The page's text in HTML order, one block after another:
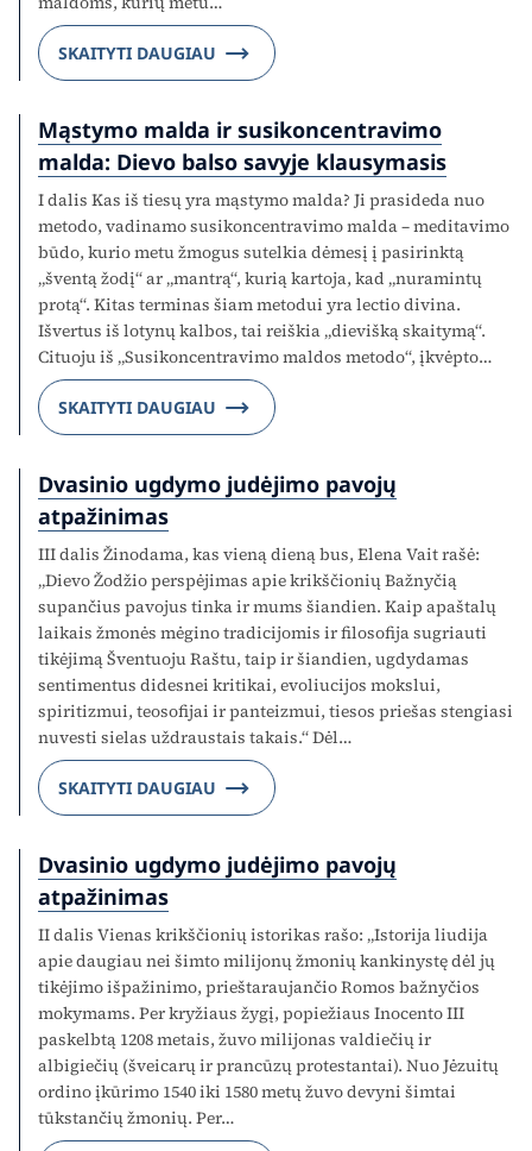
SKAITYTI DAUGIAU
Mąstymo malda ir susikoncentravimo
malda: Dievo balso savyje klausymasis
I dalis Kas iš tiesų yra mąstymo malda? Ji prasideda nuo
metodo, vadinamo susikoncentravimo malda – meditavimo
būdo, kurio metu žmogus sutelkia dėmesį į pasirinktą
„šventą žodį“ ar „mantrą“, kurią kartoja, kad „nuramintų
protą“. Kitas terminas šiam metodui yra lectio divina.
Išvertus iš lotynų kalbos, tai reiškia „dievišką skaitymą“.
Cituoju iš „Susikoncentravimo maldos metodo“, įkvėpto…
SKAITYTI DAUGIAU
Dvasinio ugdymo judėjimo pavojų
atpažinimas
III dalis Žinodama, kas vieną dieną bus, Elena Vait rašė:
„Dievo Žodžio perspėjimas apie krikščionių Bažnyčią
supančius pavojus tinka ir mums šiandien. Kaip apaštalų
laikais žmonės mėgino tradicijomis ir filosofija sugriauti
tikėjimą Šventuoju Raštu, taip ir šiandien, ugdydamas
sentimentus didesnei kritikai, evoliucijos mokslui,
spiritizmui, teosofijai ir panteizmui, tiesos priešas stengiasi
nuvesti sielas uždraustais takais.“ Dėl…
SKAITYTI DAUGIAU
Dvasinio ugdymo judėjimo pavojų
atpažinimas
II dalis Vienas krikščionių istorikas rašo: „Istorija liudija
apie daugiau nei šimto milijonų žmonių kankinystę dėl jų
tikėjimo išpažinimo, prieštaraujančio Romos bažnyčios
mokymams. Per kryžiaus žygį, popiežiaus Inocento III
paskelbtą 1208 metais, žuvo milijonas valdiečių ir
albigiečių (šveicarų ir prancūzų protestantai). Nuo Jėzuitų
ordino įkūrimo 1540 iki 1580 metų žuvo devyni šimtai
tūkstančių žmonių. Per…